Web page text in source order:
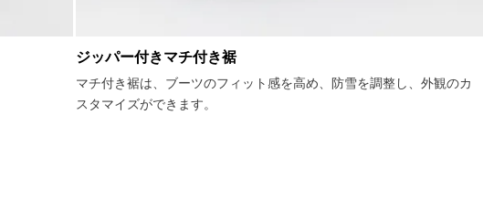
ジッパー付きマチ付き裾
マチ付き裾は、ブーツのフィット感を高め、防雪を調整し、外観のカ
スタマイズができます。